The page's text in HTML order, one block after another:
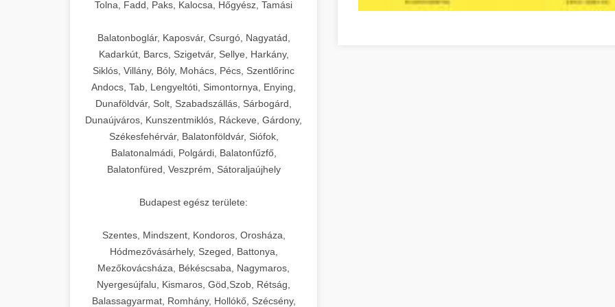
weboldal-keszites.co
elkötelezettség erősítési módszerek
Optimalizálja hirdetési költségvetését
aikampany.hu
AI hirdetési automatizálás
Professzionális ipari dagasztógépek és
tésztakeverő gépek pékségek és
kereskedelmi konyhák számára.
Masszív konstrukció megbízható
teljesítményhez.
chef-iparikonyhagepek.hu
kereskedelmi tésztakeverő
🔪 21. Ipari Szeletelőgép+
Ipari hús- és sajtszeletelő gépek
professzionális élelmiszer-
előkészítéshez. Precíziós vágás
állítható vastagság beállítással.
chef-iparikonyhagepek.hu
professzionális élelmiszer szeletelő
📦 22. Vákuumozó Gép +
Kereskedelmi vákuumcsomagoló
berendezések élelmiszerek
szavatossági időt és tartsa meg a
chef-iparikonyhagepek.hu
vákuum lezáró berendezés
🎁 23. Vákuumfóliázó
+
professzionális élelmiszer-csomagolási
műveletekhez. Hatékony lezárási és
tartósítási megoldások.
chef-iparikonyhagepek.hu
🔥 24. Ipari Sütő és
Gőzpároló
+
Kereskedelmi légkeveréses sütők és
Tolna, Fadd, Paks, Kalocsa, Hőgyész, Tamási
Balatonboglár, Kaposvár, Csurgó, Nagyatád,
Kadarkút, Barcs, Szigetvár, Sellye, Harkány,
Siklós, Villány, Bóly, Mohács, Pécs, Szentlőrinc
Andocs, Tab, Lengyeltóti, Simontornya, Enying,
Dunaföldvár, Solt, Szabadszállás, Sárbogárd,
Dunaújváros, Kunszentmiklós, Ráckeve, Gárdony,
Székesfehérvár, Balatonföldvár, Siófok,
Balatonalmádi, Polgárdi, Balatonfűzfő,
Balatonfüred, Veszprém, Sátoraljaújhely
Budapest egész területe:
Szentes, Mindszent, Kondoros, Orosháza,
Hódmezővásárhely, Szeged, Battonya,
Mezőkovácsháza, Békéscsaba, Nagymaros,
Nyergesújfalu, Kismaros, Göd,Szob, Rétság,
Balassagyarmat, Romhány, Hollókő, Szécsény,